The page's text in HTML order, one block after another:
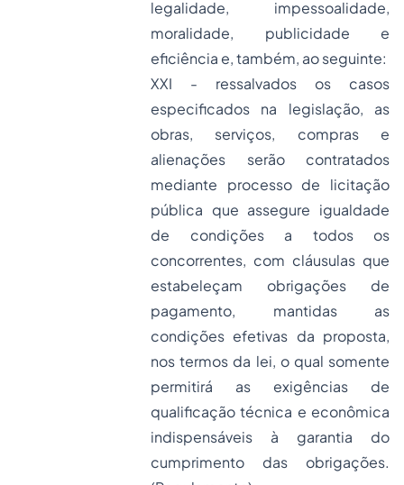
legalidade, impessoalidade,
moralidade, publicidade e
eficiência e, também, ao seguinte:
XXI - ressalvados os casos
especificados na legislação, as
obras, serviços, compras e
alienações serão contratados
mediante processo de licitação
pública que assegure igualdade
de condições a todos os
concorrentes, com cláusulas que
estabeleçam obrigações de
pagamento, mantidas as
condições efetivas da proposta,
nos termos da lei, o qual somente
permitirá as exigências de
qualificação técnica e econômica
indispensáveis à garantia do
cumprimento das obrigações.